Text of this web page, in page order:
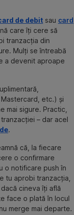
de debit sau card
care îți cere să
tranzacția din
Mulți se întreabă
a devenit aproape
etc.) și
mai sigure. Practic,
– dar acel
.
că, la fiecare
o confirmare
o notificare push în
tu aprobi tranzacția,
cineva îți află
face o plată în locul
merge mai departe.